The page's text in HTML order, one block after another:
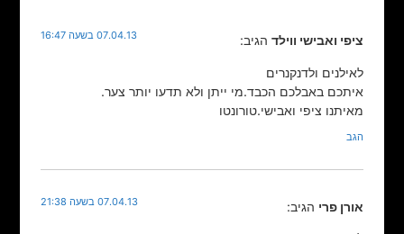
ציפי ואבישי ווילד הגיב: 07.04.13 בשעה 16:47
לאילנים ולדנקנרים
איתכם באבלכם הכבד.מי ייתן ולא תדעו יותר צער.
מאיתנו ציפי ואבישי.טורונטו
הגב
אורן פרי הגיב: 07.04.13 בשעה 21:38